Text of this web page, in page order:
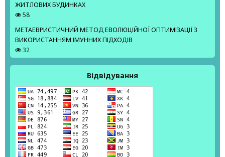
ЖИТЛОВИХ БУДИНКАХ
58
МЕТАЕВРИСТИЧНИЙ МЕТОД ЕВОЛЮЦІЙНОЇ ОПТИМІЗАЦІЇ З
ВИКОРИСТАННЯМ ІМУННИХ ПІДХОДІВ
32
Відвідування